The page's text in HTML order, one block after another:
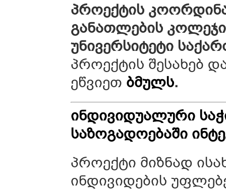
პროექტის
განათლების
უნივერსიტეტი
პროექტის შესახებ
ეწვიეთ ბმულს.
ინდივიდუალური
საზოგადოებაში
პროექტი მიზნად
ინდივიდების